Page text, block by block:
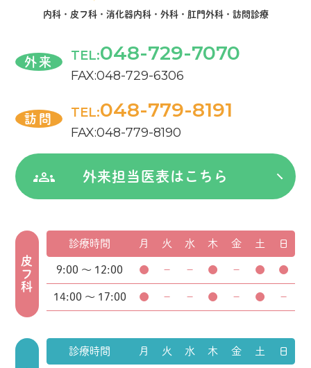
内科・皮フ科・消化器内科・外科・肛門外科・訪問診療
外来 TEL:048-729-7070
FAX:048-729-6306
訪問 TEL:048-779-8191
FAX:048-779-8190
外来担当医表はこちら
皮フ科
診療時間 月 火 水 木 金 土 日
9:00 ～ 12:00 ● － － ● － ● ●
14:00 ～ 17:00 ● － － ● － ● －
診療時間 月 火 水 木 金 土 日